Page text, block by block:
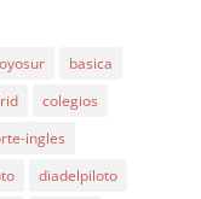
basica
colegios
ingles
diadelpiloto